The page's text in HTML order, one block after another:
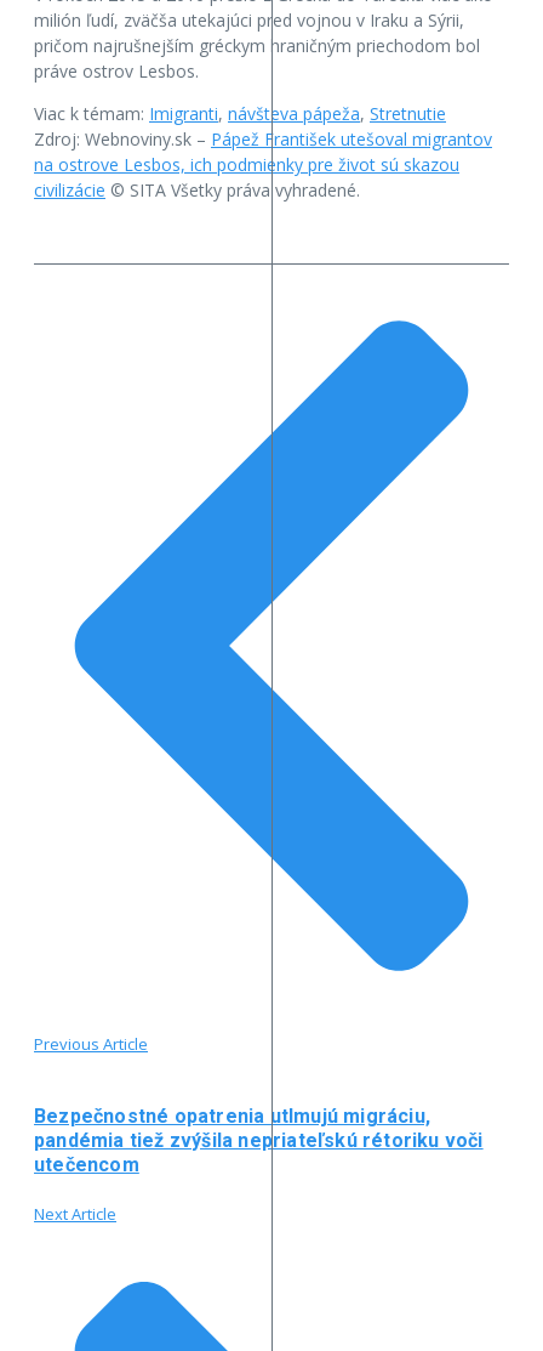
milión ľudí, zväčša utekajúci pred vojnou v Iraku a Sýrii,
pričom najrušnejším gréckym hraničným priechodom bol
práve ostrov Lesbos.
Viac k témam: Imigranti, návšteva pápeža, Stretnutie
Zdroj: Webnoviny.sk – Pápež František utešoval migrantov
na ostrove Lesbos, ich podmienky pre život sú skazou
civilizácie © SITA Všetky práva vyhradené.
Previous Article
Bezpečnostné opatrenia utlmujú migráciu,
pandémia tiež zvýšila nepriateľskú rétoriku voči
utečencom
Next Article